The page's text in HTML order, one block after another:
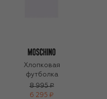
Хлопковая
футболка
8 995 ₽
6 295 ₽